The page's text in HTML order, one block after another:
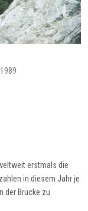
erstmals die
in diesem Jahr je
der Brücke zu